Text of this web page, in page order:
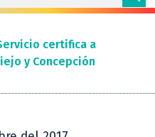
certifica a
y Concepción